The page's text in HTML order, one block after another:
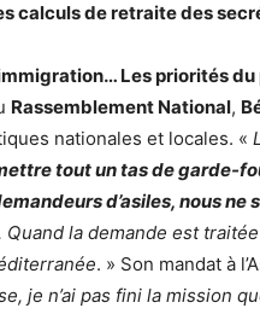
calculs de retraite des
Les priorités
Rassemblement National,
nationales et locales. «
tout un tas de garde-
d’asiles, nous ne
la demande est traitée
. » Son mandat à
je n’ai pas fini la mission